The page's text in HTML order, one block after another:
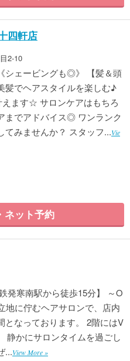
四軒店
2-10
シェービングも◎》 【髪＆頭
でヘアスタイルを楽しむ♪
えます☆ サロンケアはもちろ
までアドバイス◎ ワンランク
てみませんか？ スタッフ...Vie
ネット予約
発寒南駅から徒歩15分】 ～O
地に佇むヘアサロンで、店内
となっております。 2階にはV
静かにサロンタイムを過ごし
...View More »